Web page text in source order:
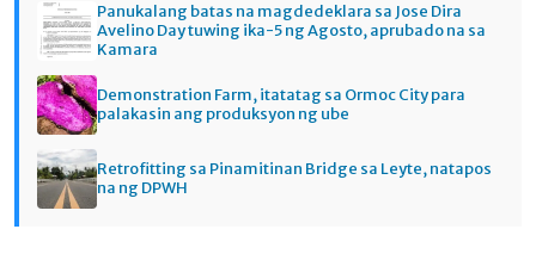
Panukalang batas na magdedeklara sa Jose Dira
Avelino Day tuwing ika-5 ng Agosto, aprubado na sa
Kamara
Demonstration Farm, itatatag sa Ormoc City para
palakasin ang produksyon ng ube
Retrofitting sa Pinamitinan Bridge sa Leyte, natapos
na ng DPWH